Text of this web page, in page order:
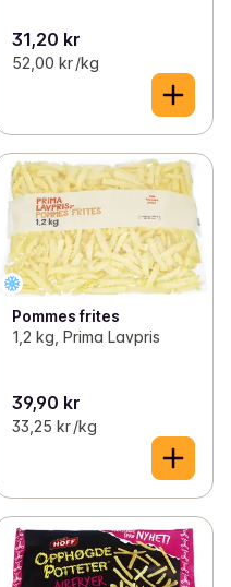
31,20 kr
52,00 kr /kg
Pommes frites
1,2 kg, Prima Lavpris
39,90 kr
33,25 kr /kg